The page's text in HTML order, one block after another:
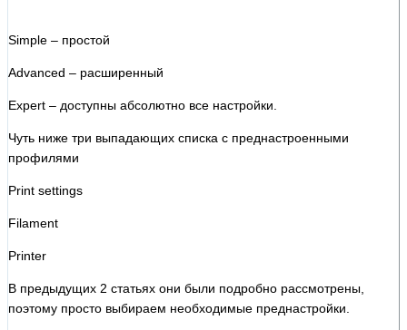
Simple – простой
Advanced – расширенный
Expert – доступны абсолютно все настройки.
Чуть ниже три выпадающих списка с преднастроенными
профилями
Print settings
Filament
Printer
В предыдущих 2 статьях они были подробно рассмотрены,
поэтому просто выбираем необходимые преднастройки.